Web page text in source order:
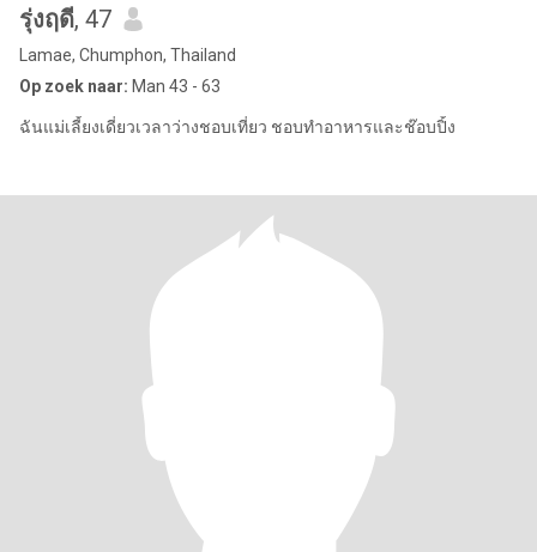
รุ่งฤดี, 47
Lamae, Chumphon, Thailand
Op zoek naar: Man 43 - 63
ฉันแม่เลี้ยงเดี่ยวเวลาว่างชอบเที่ยว ชอบทำอาหารและช๊อบปิ้ง